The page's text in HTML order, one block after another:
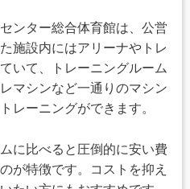
ンター総合体育館は、公営
施設内にはアリーナやトレ
いて、トレーニングルーム
マシンなど一通りのマシン
レーニングができます。
に比べると圧倒的に安い費
が特徴です。コストを抑え